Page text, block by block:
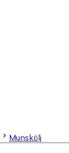
Munskölj